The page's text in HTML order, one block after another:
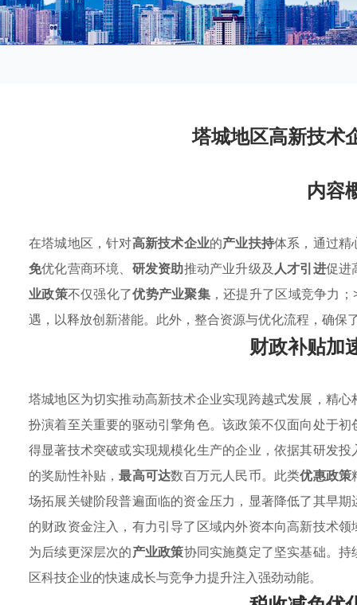
塔城地区高新技术
内容
在塔城地区，针对高新技术企业的产业扶持体系，通过精
免优化营商环境、 研发资助推动产业升级及 人才引进促进
业政策不仅强化了优势产业聚集，还提升了区域竞争力
遇，以释放创新潜能。此外，整合资源与优化流程，确
财政补贴加
塔城地区为切实推动高新技术企业实现跨越式发展，精
扮演着至关重要的驱动引擎角色。该政策不仅面向处于
得显著技术突破或实现规模化生产的企业，依据其研发
的奖励性补贴，最高可达数百万元人民币。此类优惠政策
场拓展关键阶段普遍面临的资金压力，显著降低了其早
的财政资金注入，有力引导了区域内外资本向高新技术
为后续更深层次的产业政策协同实施奠定了坚实基础。持
区科技企业的快速成长与竞争力提升注入强劲动能。